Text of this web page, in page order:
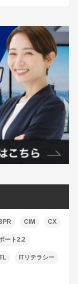
CIM CX
ート2.2
ITリテラシー